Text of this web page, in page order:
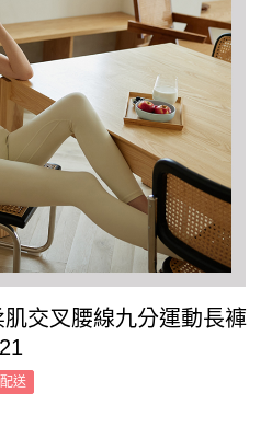
交叉腰線九分運動長褲
送